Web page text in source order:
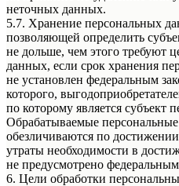
неточных данных.
5.7. Хранение персональных
позволяющей определить
не дольше, чем этого требуют
данных, если срок хранения
не установлен федеральным
которого,
по которому является субъект
Обрабатываемые
обезличиваются по
утраты необходимости в
не предусмотрено
6. Цели обработки